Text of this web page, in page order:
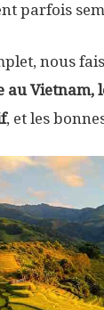
parfois
nous
Vietnam,
, et les